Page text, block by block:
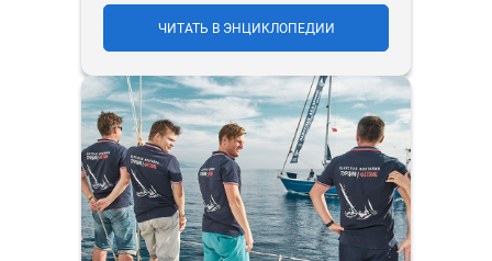
ЧИТАТЬ В ЭНЦИКЛОПЕДИИ